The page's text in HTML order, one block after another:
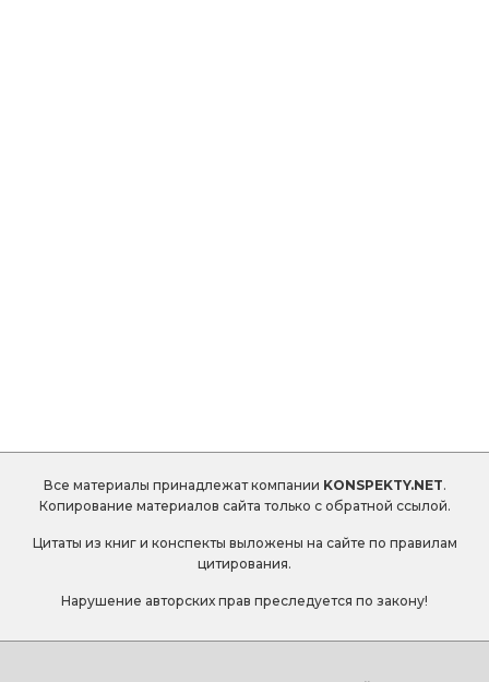
Все материалы принадлежат компании KONSPEKTY.NET.
Копирование материалов сайта только с обратной ссылой.
Цитаты из книг и конспекты выложены на сайте по правилам
цитирования.
Нарушение авторских прав преследуется по закону!